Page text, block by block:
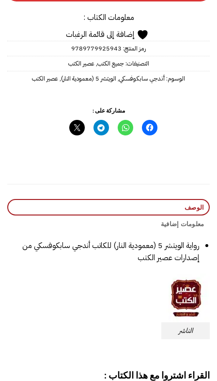
معلومات الكتاب :
إضافة إلى قائمة الرغبات
رمز المنتج: 9789779925943
التصنيفات:جميع الكتب,عصير الكتب
الوسوم: أندجي سابكوفسكي, الويتشر 5 (معمودية النار) ,عصير الكتب
مشاركة على :
الوصف
معلومات إضافية
رواية الويتشر 5 (معمودية النار) للكاتب أندجي سابكوفسكي من
إصدارات عصير الكتب
الناشر
القراء اشتروا مع هذا الكتاب :